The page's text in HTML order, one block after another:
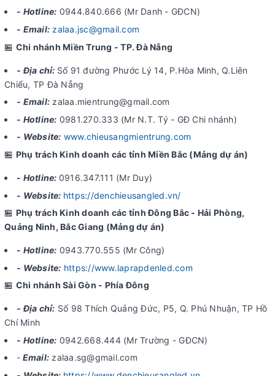
- Hotline: 0944.840.666 (Mr Danh - GĐCN)
- Email: zalaa.jsc@gmail.com
🏪 Chi nhánh Miền Trung - TP. Đà Nẵng
- Địa chỉ: Số 91 đường Phước Lý 14, P.Hòa Minh, Q.Liên
Chiểu, TP Đà Nẵng
- Email: zalaa.mientrung@gmail.com
- Hotline: 0981.270.333 (Mr N.T. Tý - GĐ Chi nhánh)
- Website: www.chieusangmientrung.com
🏪 Phụ trách Kinh doanh các tỉnh Miền Bắc (Mảng dự án)
- Hotline: 0916.347.111 (Mr Duy)
- Website: https://denchieusangled.vn/
🏪 Phụ trách Kinh doanh các tỉnh Đông Bắc - Hải Phòng,
Quảng Ninh, Bắc Giang (Mảng dự án)
- Hotline: 0943.770.555 (Mr Công)
- Website: https://www.laprapdenled.com
🏪 Chi nhánh Sài Gòn - Phía Đông
- Địa chỉ: Số 98 Thích Quảng Đức, P5, Q. Phú Nhuận, TP Hồ
Chí Minh
- Hotline: 0942.668.444 (Mr Trường - GĐCN)
- Email: zalaa.sg@gmail.com